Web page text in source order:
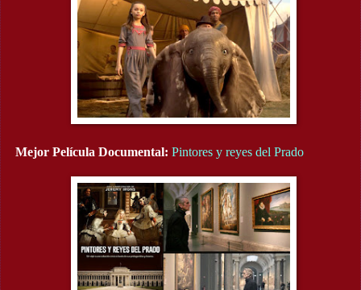
Mejor Película Documental: Pintores y reyes del Prado